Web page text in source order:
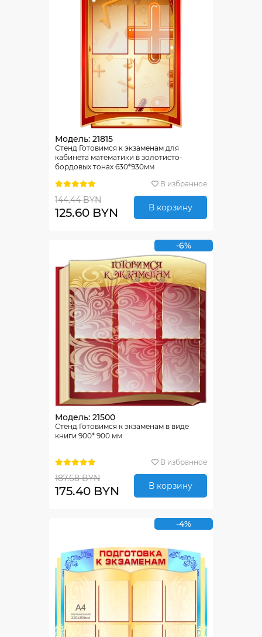
Модель: 21815
Стенд Готовимся к экзаменам для
кабинета математики в золотисто-
бордовых тонах 630*930мм
В избранное
144.44 BYN
125.60 BYN В корзину
-6%
Модель: 21500
Стенд Готовимся к экзаменам в виде
книги 900* 900 мм
В избранное
187.68 BYN
175.40 BYN В корзину
-4%